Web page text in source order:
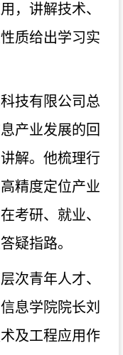
，讲解技术、
质给出学习实
技有限公司总
产业发展的回
解。他梳理行
精度定位产业
考研、就业、
疑指路。
次青年人才、
息学院院长刘
及工程应用作